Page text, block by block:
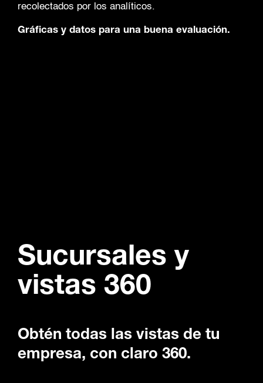
recolectados por los analíticos.
Gráficas y datos para una buena evaluación.
Sucursales y
vistas 360
Obtén todas las vistas de tu
empresa, con claro 360.